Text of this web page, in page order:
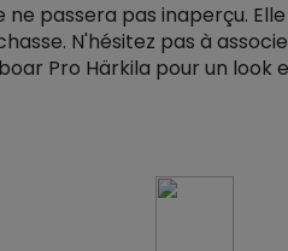
passera pas inaperçu.
N'hésitez pas à
Pro Härkila pour un look